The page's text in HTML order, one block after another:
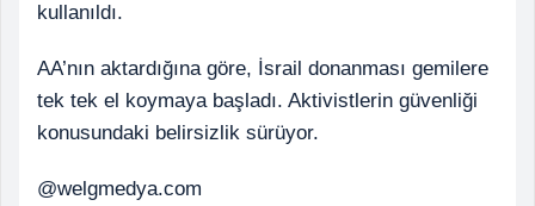
kullanıldı.
AA’nın aktardığına göre, İsrail donanması gemilere
tek tek el koymaya başladı. Aktivistlerin güvenliği
konusundaki belirsizlik sürüyor.
@welgmedya.com